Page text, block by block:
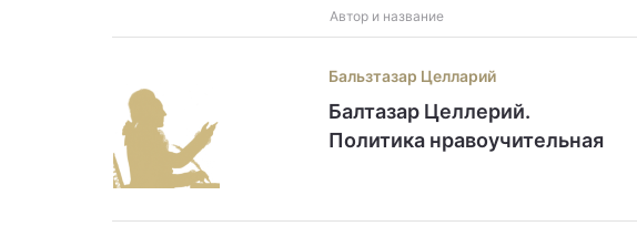
Автор и название
Бальзтазар Целларий
Балтазар Целлерий.
Политика нравоучительная